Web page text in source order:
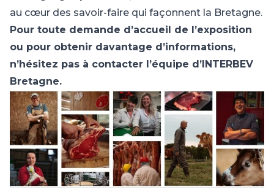
au cœur des savoir-faire qui façonnent la Bretagne.
Pour toute demande d’accueil de l’exposition
ou pour obtenir davantage d’informations,
n’hésitez pas à contacter l’équipe d’INTERBEV
Bretagne.